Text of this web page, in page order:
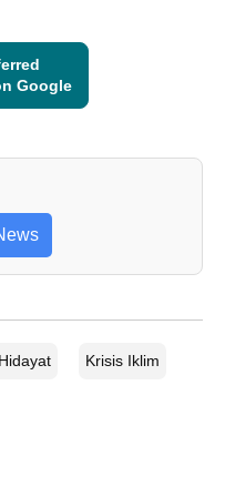
Google
Krisis Iklim